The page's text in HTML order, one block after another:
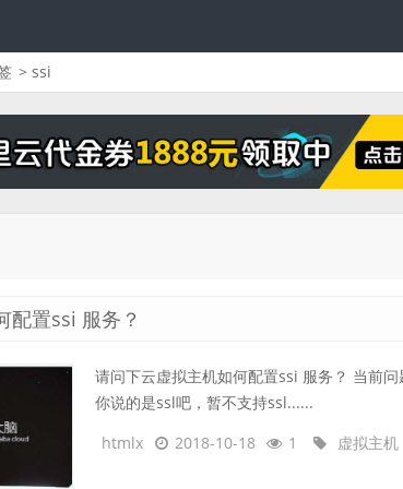
> ssi
配置ssi 服务？
请问下云虚拟主机如何配置ssi 服务？ 当前
你说的是ssl吧，暂不支持ssl......
htmlx
2018-10-18 1 虚拟主机